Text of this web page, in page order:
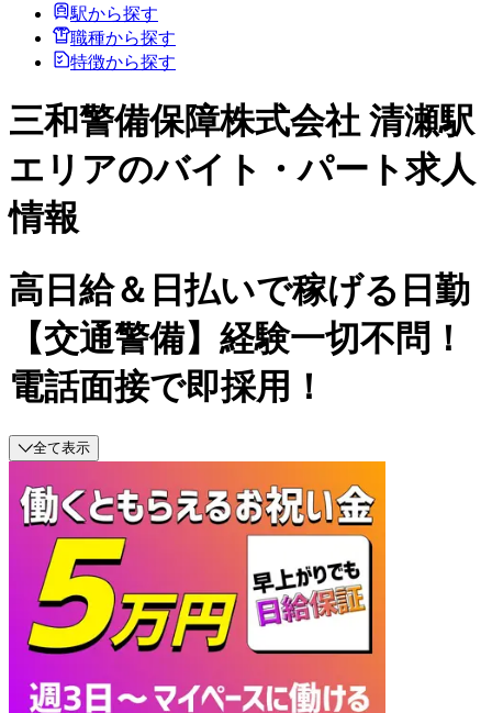
駅から探す
職種から探す
特徴から探す
三和警備保障株式会社 清瀬駅
エリアのバイト・パート求人
情報
高日給＆日払いで稼げる日勤
【交通警備】経験一切不問！
電話面接で即採用！
全て表示